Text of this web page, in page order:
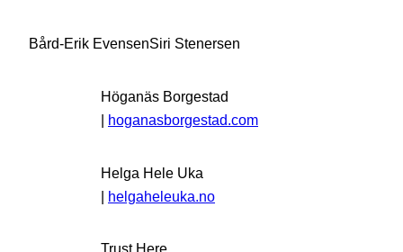
Bård-Erik EvensenSiri Stenersen
Höganäs Borgestad
| hoganasborgestad.com
Helga Hele Uka
| helgaheleuka.no
Trust Here